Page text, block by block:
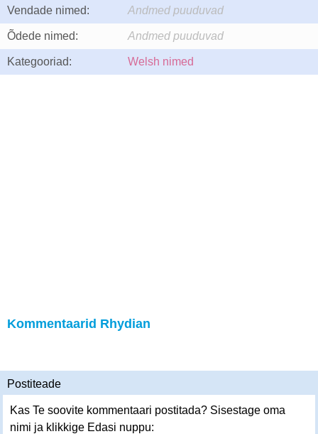
Vendade nimed: Andmed puuduvad
Õdede nimed: Andmed puuduvad
Kategooriad: Welsh nimed
Kommentaarid Rhydian
Postiteade
Kas Te soovite kommentaari postitada? Sisestage oma
nimi ja klikkige Edasi nuppu: